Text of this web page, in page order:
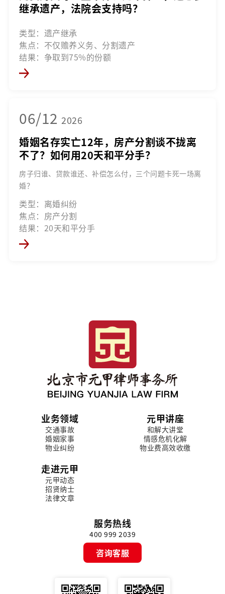
继承遗产，法院会支持吗？
类型：遗产继承
焦点：不仅赡养义务、分割遗产
结果：争取到75%的份额
06/12 2026
婚姻名存实亡12年，房产分割谈不拢离
不了？如何用20天和平分手？
房子归谁、贷款谁还、补偿怎么付，三个问题卡死一场离
婚？
类型：离婚纠纷
焦点：房产分割
结果：20天和平分手
业务领域
交通事故
婚姻家事
物业纠纷
元甲讲座
和解大讲堂
情感危机化解
物业费高效收缴
走进元甲
元甲动态
招贤纳士
法律文章
服务热线
400 999 2039
咨询客服